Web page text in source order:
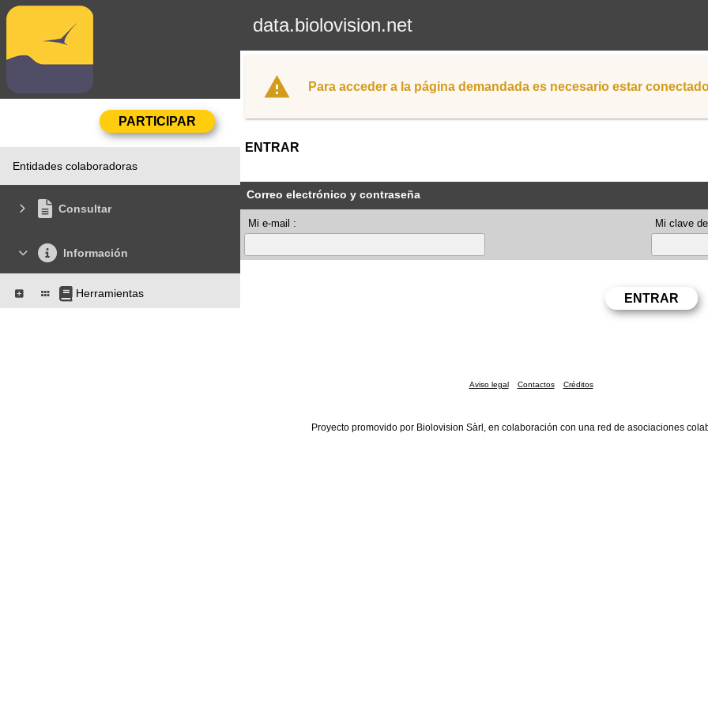
data.biolovision.net
Entidades colaboradoras
Consultar
Información
Herramientas
Para acceder a la página demandada es necesario estar
ENTRAR
Correo electrónico y contraseña
Mi e-mail : Mi clave
Aviso legal Contactos Créditos
Proyecto promovido por Biolovision Sàrl, en colaboración con una red de asociaciones